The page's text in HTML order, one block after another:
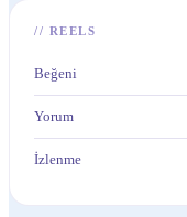
// REELS
Beğeni
Yorum
İzlenme